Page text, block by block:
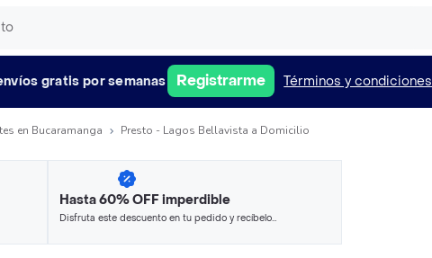
gratis por semanas Registrarme Términos y condiciones
en Bucaramanga Presto - Lagos Bellavista a Domicilio
Hasta 60% OFF imperdible
Disfruta este descuento en tu pedido y recíbelo